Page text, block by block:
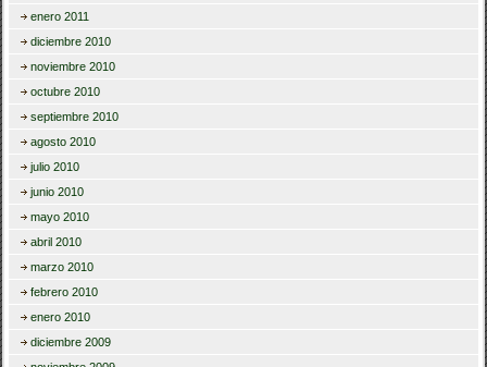
enero 2011
diciembre 2010
noviembre 2010
octubre 2010
septiembre 2010
agosto 2010
julio 2010
junio 2010
mayo 2010
abril 2010
marzo 2010
febrero 2010
enero 2010
diciembre 2009